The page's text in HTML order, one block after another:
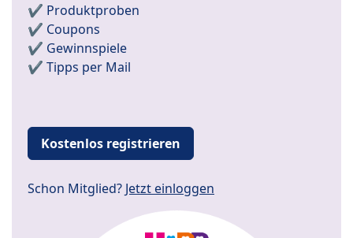
✔️ Produktproben
✔️ Coupons
✔️ Gewinnspiele
✔️ Tipps per Mail
Kostenlos registrieren
Schon Mitglied? Jetzt einloggen